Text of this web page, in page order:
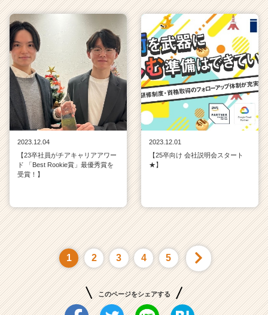
2023.12.04
【23卒社員がチアキャリアアワー
ド 「Best Rookie賞」最優秀賞を
受賞！】
2023.12.01
【25卒向け 会社説明会スタート
★】
1 2 3 4 5
このページをシェアする